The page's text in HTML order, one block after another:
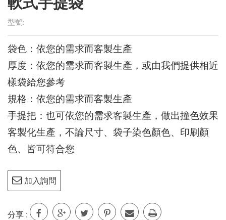
型號:
袋色：依您的需求而客製生產
厚度：依您的需求而客製生產，或由我們提供相近
樣袋給您參考
規格：依您的需求而客製生產
手提把：也可依您的需求客製生產，做出撞色效果
客製化生產，不論尺寸、袋子染色顏色、印刷顏
色、皆可符合您
加入詢問
分享 :